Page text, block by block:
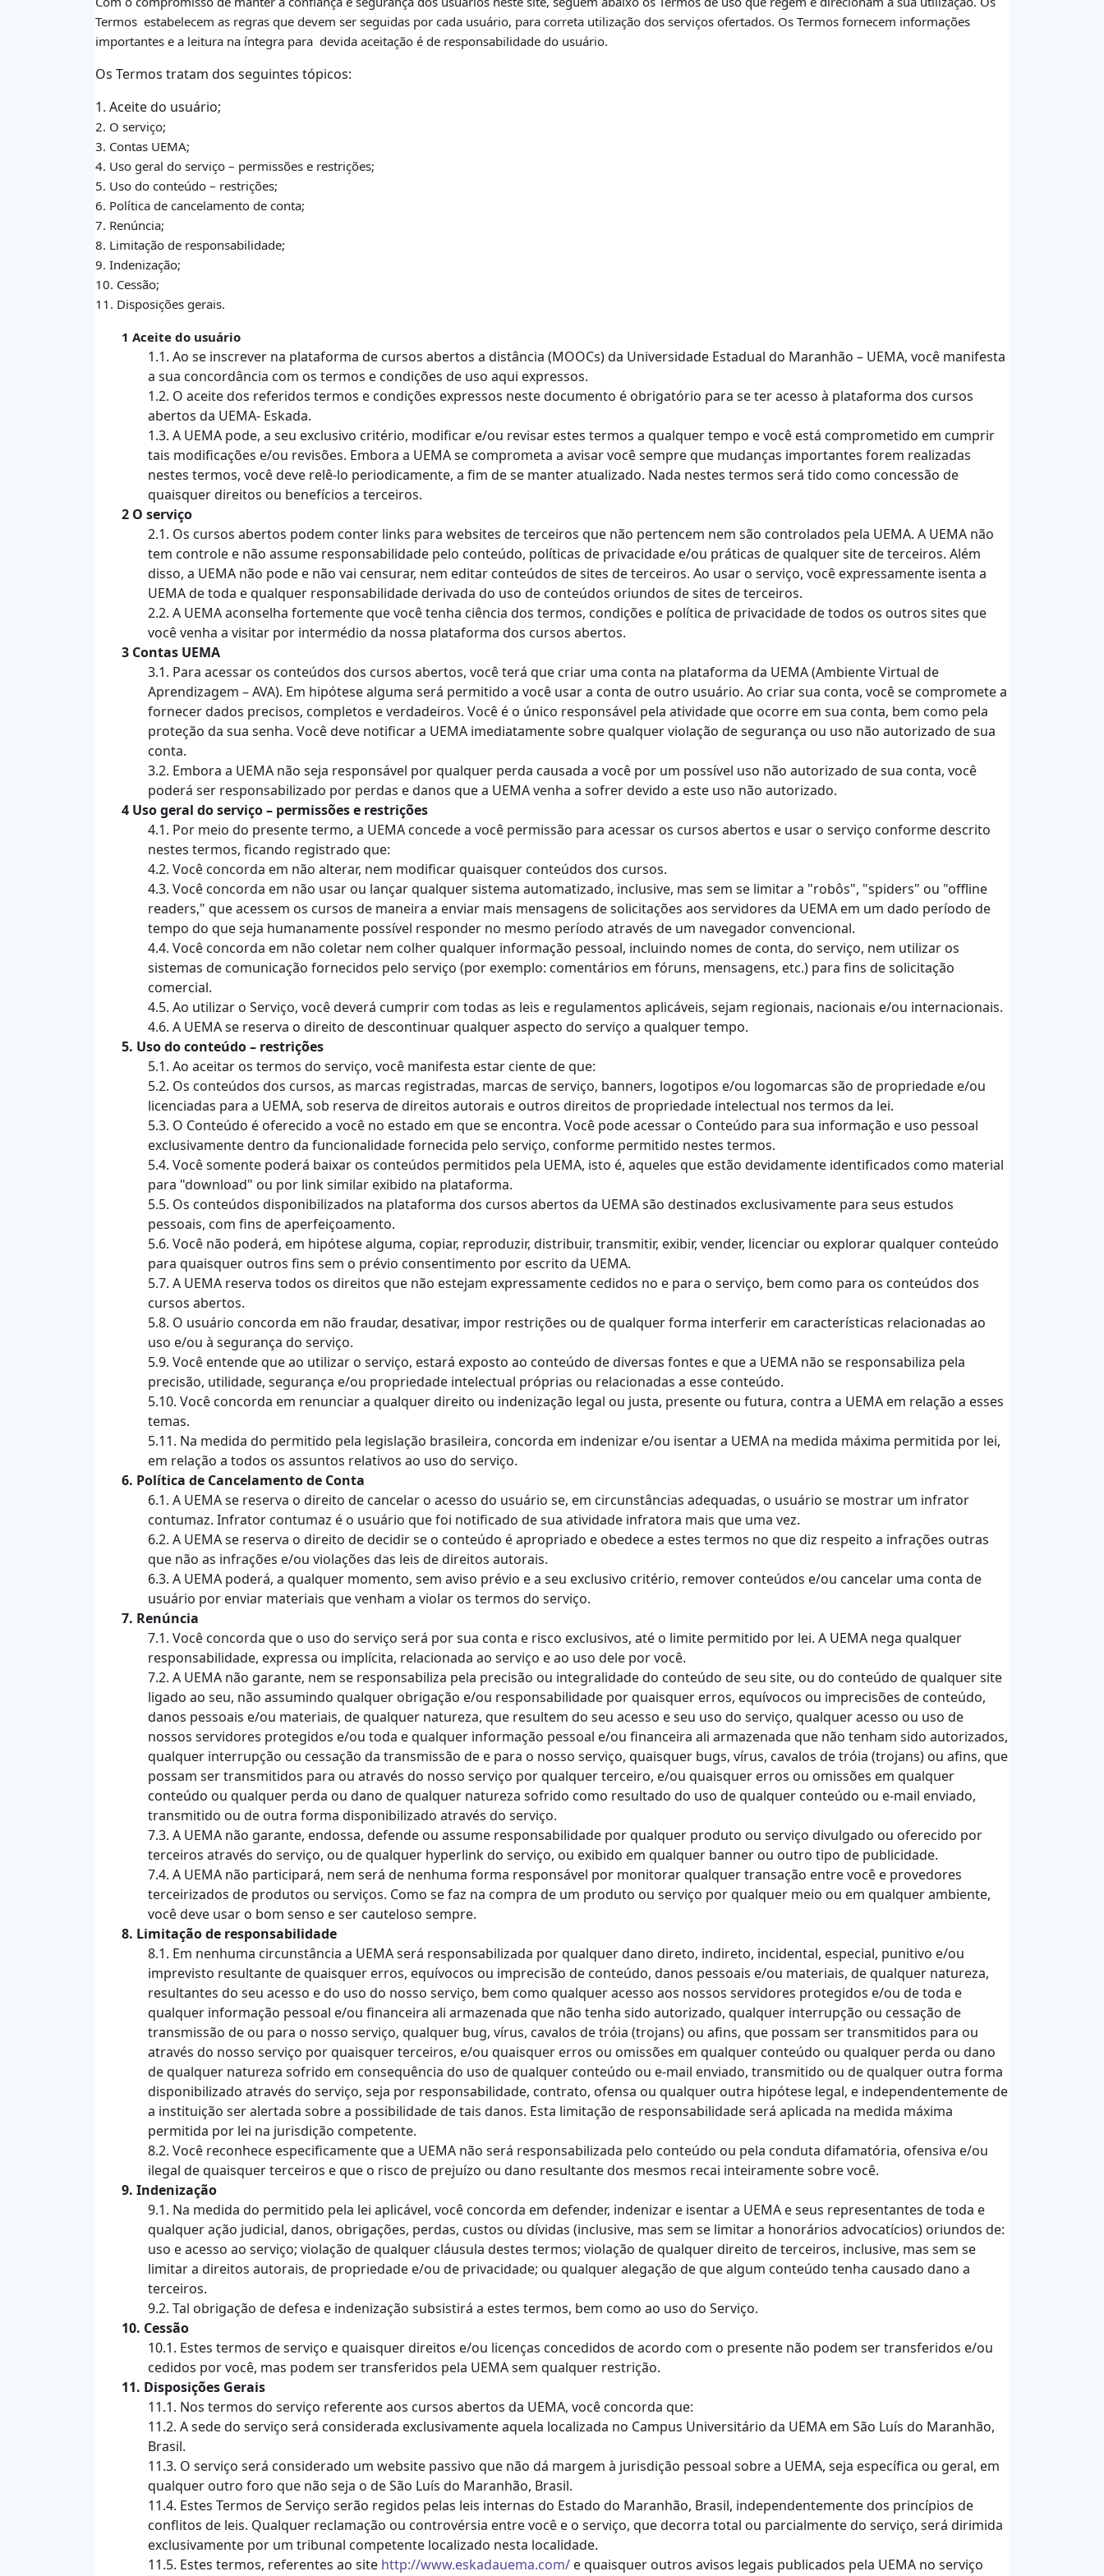
Termos estabelecem as regras que devem ser seguidas por cada usuário, para correta utilização dos serviços ofertados. Os Termos fornecem informações
importantes e a leitura na íntegra para devida aceitação é de responsabilidade do usuário.
Os Termos tratam dos seguintes tópicos:
1. Aceite do usuário;
2. O serviço;
3. Contas UEMA;
4. Uso geral do serviço – permissões e restrições;
5. Uso do conteúdo – restrições;
6. Política de cancelamento de conta;
7. Renúncia;
8. Limitação de responsabilidade;
9. Indenização;
10. Cessão;
11. Disposições gerais.
1 Aceite do usuário
1.1. Ao se inscrever na plataforma de cursos abertos a distância (MOOCs) da Universidade Estadual do Maranhão – UEMA, você manifesta
a sua concordância com os termos e condições de uso aqui expressos.
1.2. O aceite dos referidos termos e condições expressos neste documento é obrigatório para se ter acesso à plataforma dos cursos
abertos da UEMA- Eskada.
1.3. A UEMA pode, a seu exclusivo critério, modificar e/ou revisar estes termos a qualquer tempo e você está comprometido em cumprir
tais modificações e/ou revisões. Embora a UEMA se comprometa a avisar você sempre que mudanças importantes forem realizadas
nestes termos, você deve relê-lo periodicamente, a fim de se manter atualizado. Nada nestes termos será tido como concessão de
quaisquer direitos ou benefícios a terceiros.
2 O serviço
2.1. Os cursos abertos podem conter links para websites de terceiros que não pertencem nem são controlados pela UEMA. A UEMA não
tem controle e não assume responsabilidade pelo conteúdo, políticas de privacidade e/ou práticas de qualquer site de terceiros. Além
disso, a UEMA não pode e não vai censurar, nem editar conteúdos de sites de terceiros. Ao usar o serviço, você expressamente isenta a
UEMA de toda e qualquer responsabilidade derivada do uso de conteúdos oriundos de sites de terceiros.
2.2. A UEMA aconselha fortemente que você tenha ciência dos termos, condições e política de privacidade de todos os outros sites que
você venha a visitar por intermédio da nossa plataforma dos cursos abertos.
3 Contas UEMA
3.1. Para acessar os conteúdos dos cursos abertos, você terá que criar uma conta na plataforma da UEMA (Ambiente Virtual de
Aprendizagem – AVA). Em hipótese alguma será permitido a você usar a conta de outro usuário. Ao criar sua conta, você se compromete a
fornecer dados precisos, completos e verdadeiros. Você é o único responsável pela atividade que ocorre em sua conta, bem como pela
proteção da sua senha. Você deve notificar a UEMA imediatamente sobre qualquer violação de segurança ou uso não autorizado de sua
conta.
3.2. Embora a UEMA não seja responsável por qualquer perda causada a você por um possível uso não autorizado de sua conta, você
poderá ser responsabilizado por perdas e danos que a UEMA venha a sofrer devido a este uso não autorizado.
4 Uso geral do serviço – permissões e restrições
4.1. Por meio do presente termo, a UEMA concede a você permissão para acessar os cursos abertos e usar o serviço conforme descrito
nestes termos, ficando registrado que:
4.2. Você concorda em não alterar, nem modificar quaisquer conteúdos dos cursos.
4.3. Você concorda em não usar ou lançar qualquer sistema automatizado, inclusive, mas sem se limitar a "robôs", "spiders" ou "offline
readers," que acessem os cursos de maneira a enviar mais mensagens de solicitações aos servidores da UEMA em um dado período de
tempo do que seja humanamente possível responder no mesmo período através de um navegador convencional.
4.4. Você concorda em não coletar nem colher qualquer informação pessoal, incluindo nomes de conta, do serviço, nem utilizar os
sistemas de comunicação fornecidos pelo serviço (por exemplo: comentários em fóruns, mensagens, etc.) para fins de solicitação
comercial.
4.5. Ao utilizar o Serviço, você deverá cumprir com todas as leis e regulamentos aplicáveis, sejam regionais, nacionais e/ou internacionais.
4.6. A UEMA se reserva o direito de descontinuar qualquer aspecto do serviço a qualquer tempo.
5. Uso do conteúdo – restrições
5.1. Ao aceitar os termos do serviço, você manifesta estar ciente de que:
5.2. Os conteúdos dos cursos, as marcas registradas, marcas de serviço, banners, logotipos e/ou logomarcas são de propriedade e/ou
licenciadas para a UEMA, sob reserva de direitos autorais e outros direitos de propriedade intelectual nos termos da lei.
5.3. O Conteúdo é oferecido a você no estado em que se encontra. Você pode acessar o Conteúdo para sua informação e uso pessoal
exclusivamente dentro da funcionalidade fornecida pelo serviço, conforme permitido nestes termos.
5.4. Você somente poderá baixar os conteúdos permitidos pela UEMA, isto é, aqueles que estão devidamente identificados como material
para "download" ou por link similar exibido na plataforma.
5.5. Os conteúdos disponibilizados na plataforma dos cursos abertos da UEMA são destinados exclusivamente para seus estudos
pessoais, com fins de aperfeiçoamento.
5.6. Você não poderá, em hipótese alguma, copiar, reproduzir, distribuir, transmitir, exibir, vender, licenciar ou explorar qualquer conteúdo
para quaisquer outros fins sem o prévio consentimento por escrito da UEMA.
5.7. A UEMA reserva todos os direitos que não estejam expressamente cedidos no e para o serviço, bem como para os conteúdos dos
cursos abertos.
5.8. O usuário concorda em não fraudar, desativar, impor restrições ou de qualquer forma interferir em características relacionadas ao
uso e/ou à segurança do serviço.
5.9. Você entende que ao utilizar o serviço, estará exposto ao conteúdo de diversas fontes e que a UEMA não se responsabiliza pela
precisão, utilidade, segurança e/ou propriedade intelectual próprias ou relacionadas a esse conteúdo.
5.10. Você concorda em renunciar a qualquer direito ou indenização legal ou justa, presente ou futura, contra a UEMA em relação a esses
temas.
5.11. Na medida do permitido pela legislação brasileira, concorda em indenizar e/ou isentar a UEMA na medida máxima permitida por lei,
em relação a todos os assuntos relativos ao uso do serviço.
6. Política de Cancelamento de Conta
6.1. A UEMA se reserva o direito de cancelar o acesso do usuário se, em circunstâncias adequadas, o usuário se mostrar um infrator
contumaz. Infrator contumaz é o usuário que foi notificado de sua atividade infratora mais que uma vez.
6.2. A UEMA se reserva o direito de decidir se o conteúdo é apropriado e obedece a estes termos no que diz respeito a infrações outras
que não as infrações e/ou violações das leis de direitos autorais.
6.3. A UEMA poderá, a qualquer momento, sem aviso prévio e a seu exclusivo critério, remover conteúdos e/ou cancelar uma conta de
usuário por enviar materiais que venham a violar os termos do serviço.
7. Renúncia
7.1. Você concorda que o uso do serviço será por sua conta e risco exclusivos, até o limite permitido por lei. A UEMA nega qualquer
responsabilidade, expressa ou implícita, relacionada ao serviço e ao uso dele por você.
7.2. A UEMA não garante, nem se responsabiliza pela precisão ou integralidade do conteúdo de seu site, ou do conteúdo de qualquer site
ligado ao seu, não assumindo qualquer obrigação e/ou responsabilidade por quaisquer erros, equívocos ou imprecisões de conteúdo,
danos pessoais e/ou materiais, de qualquer natureza, que resultem do seu acesso e seu uso do serviço, qualquer acesso ou uso de
nossos servidores protegidos e/ou toda e qualquer informação pessoal e/ou financeira ali armazenada que não tenham sido autorizados,
qualquer interrupção ou cessação da transmissão de e para o nosso serviço, quaisquer bugs, vírus, cavalos de tróia (trojans) ou afins, que
possam ser transmitidos para ou através do nosso serviço por qualquer terceiro, e/ou quaisquer erros ou omissões em qualquer
conteúdo ou qualquer perda ou dano de qualquer natureza sofrido como resultado do uso de qualquer conteúdo ou e-mail enviado,
transmitido ou de outra forma disponibilizado através do serviço.
7.3. A UEMA não garante, endossa, defende ou assume responsabilidade por qualquer produto ou serviço divulgado ou oferecido por
terceiros através do serviço, ou de qualquer hyperlink do serviço, ou exibido em qualquer banner ou outro tipo de publicidade.
7.4. A UEMA não participará, nem será de nenhuma forma responsável por monitorar qualquer transação entre você e provedores
terceirizados de produtos ou serviços. Como se faz na compra de um produto ou serviço por qualquer meio ou em qualquer ambiente,
você deve usar o bom senso e ser cauteloso sempre.
8. Limitação de responsabilidade
8.1. Em nenhuma circunstância a UEMA será responsabilizada por qualquer dano direto, indireto, incidental, especial, punitivo e/ou
imprevisto resultante de quaisquer erros, equívocos ou imprecisão de conteúdo, danos pessoais e/ou materiais, de qualquer natureza,
resultantes do seu acesso e do uso do nosso serviço, bem como qualquer acesso aos nossos servidores protegidos e/ou de toda e
qualquer informação pessoal e/ou financeira ali armazenada que não tenha sido autorizado, qualquer interrupção ou cessação de
transmissão de ou para o nosso serviço, qualquer bug, vírus, cavalos de tróia (trojans) ou afins, que possam ser transmitidos para ou
através do nosso serviço por quaisquer terceiros, e/ou quaisquer erros ou omissões em qualquer conteúdo ou qualquer perda ou dano
de qualquer natureza sofrido em consequência do uso de qualquer conteúdo ou e-mail enviado, transmitido ou de qualquer outra forma
disponibilizado através do serviço, seja por responsabilidade, contrato, ofensa ou qualquer outra hipótese legal, e independentemente de
a instituição ser alertada sobre a possibilidade de tais danos. Esta limitação de responsabilidade será aplicada na medida máxima
permitida por lei na jurisdição competente.
8.2. Você reconhece especificamente que a UEMA não será responsabilizada pelo conteúdo ou pela conduta difamatória, ofensiva e/ou
ilegal de quaisquer terceiros e que o risco de prejuízo ou dano resultante dos mesmos recai inteiramente sobre você.
9. Indenização
9.1. Na medida do permitido pela lei aplicável, você concorda em defender, indenizar e isentar a UEMA e seus representantes de toda e
qualquer ação judicial, danos, obrigações, perdas, custos ou dívidas (inclusive, mas sem se limitar a honorários advocatícios) oriundos de:
uso e acesso ao serviço; violação de qualquer cláusula destes termos; violação de qualquer direito de terceiros, inclusive, mas sem se
limitar a direitos autorais, de propriedade e/ou de privacidade; ou qualquer alegação de que algum conteúdo tenha causado dano a
terceiros.
9.2. Tal obrigação de defesa e indenização subsistirá a estes termos, bem como ao uso do Serviço.
10. Cessão
10.1. Estes termos de serviço e quaisquer direitos e/ou licenças concedidos de acordo com o presente não podem ser transferidos e/ou
cedidos por você, mas podem ser transferidos pela UEMA sem qualquer restrição.
11. Disposições Gerais
11.1. Nos termos do serviço referente aos cursos abertos da UEMA, você concorda que:
11.2. A sede do serviço será considerada exclusivamente aquela localizada no Campus Universitário da UEMA em São Luís do Maranhão,
Brasil.
11.3. O serviço será considerado um website passivo que não dá margem à jurisdição pessoal sobre a UEMA, seja específica ou geral, em
qualquer outro foro que não seja o de São Luís do Maranhão, Brasil.
11.4. Estes Termos de Serviço serão regidos pelas leis internas do Estado do Maranhão, Brasil, independentemente dos princípios de
conflitos de leis. Qualquer reclamação ou controvérsia entre você e o serviço, que decorra total ou parcialmente do serviço, será dirimida
exclusivamente por um tribunal competente localizado nesta localidade.
11.5. Estes termos, referentes ao site http://www.eskadauema.com/e quaisquer outros avisos legais publicados pela UEMA no serviço